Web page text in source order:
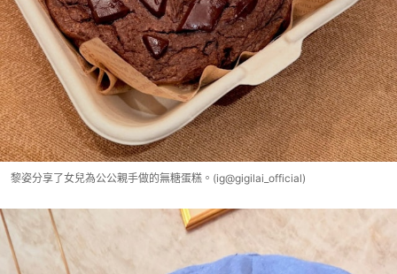
黎姿分享了女兒為公公親手做的無糖蛋糕。(ig@gigilai_official)